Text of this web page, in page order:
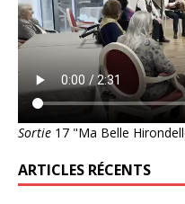
Sortie 17 "Ma Belle
ARTICLES RÉCENTS